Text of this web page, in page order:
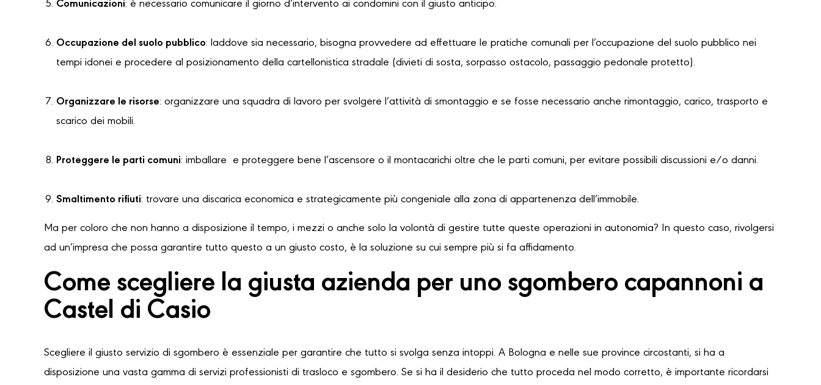
Comunicazioni: è necessario comunicare il giorno d’intervento ai condomini con il giusto anticipo.
Occupazione del suolo pubblico: laddove sia necessario, bisogna provvedere ad effettuare le pratiche comunali per l’occupazione del suolo pubblico nei
tempi idonei e procedere al posizionamento della cartellonistica stradale (divieti di sosta, sorpasso ostacolo, passaggio pedonale protetto).
Organizzare le risorse: organizzare una squadra di lavoro per svolgere l’attività di smontaggio e se fosse necessario anche rimontaggio, carico, trasporto e
scarico dei mobili.
Proteggere le parti comuni: imballare e proteggere bene l’ascensore o il montacarichi oltre che le parti comuni, per evitare possibili discussioni e/o danni.
Smaltimento rifiuti: trovare una discarica economica e strategicamente più congeniale alla zona di appartenenza dell’immobile.
Ma per coloro che non hanno a disposizione il tempo, i mezzi o anche solo la volontà di gestire tutte queste operazioni in autonomia? In questo caso, rivolgersi
ad un’impresa che possa garantire tutto questo a un giusto costo, è la soluzione su cui sempre più si fa affidamento.
Come scegliere la giusta azienda per uno sgombero capannoni a
Castel di Casio
Scegliere il giusto servizio di sgombero è essenziale per garantire che tutto si svolga senza intoppi. A Bologna e nelle sue province circostanti, si ha a
disposizione una vasta gamma di servizi professionisti di trasloco e sgombero. Se si ha il desiderio che tutto proceda nel modo corretto, è importante ricordarsi